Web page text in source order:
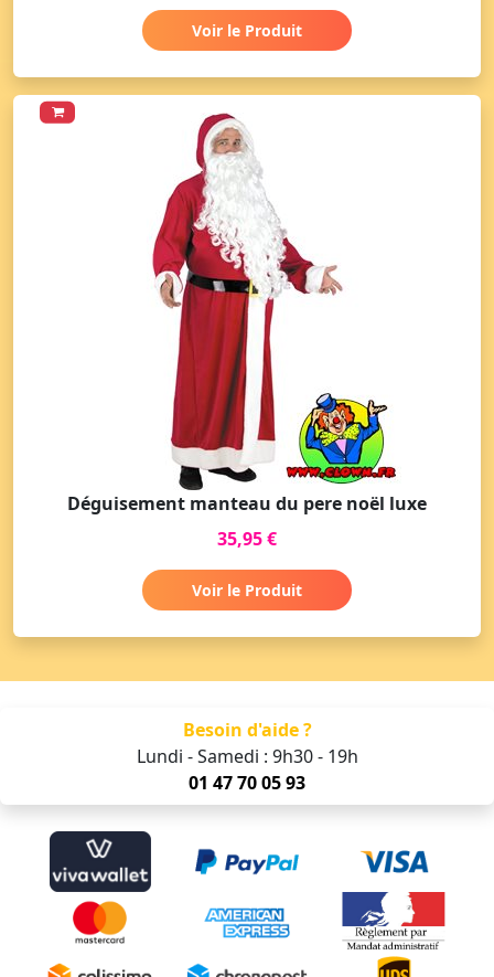
Voir le Produit
Déguisement manteau du pere noël luxe
35,95 €
Voir le Produit
Besoin d'aide ?
Lundi - Samedi : 9h30 - 19h
01 47 70 05 93